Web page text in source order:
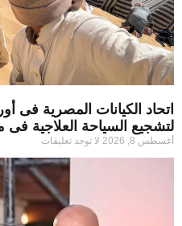
اتحاد الكيانات المصرية فى
لتشجيع السياحة العلاجية فى
أغسطس 8, 2026 لا توجد تعليقات